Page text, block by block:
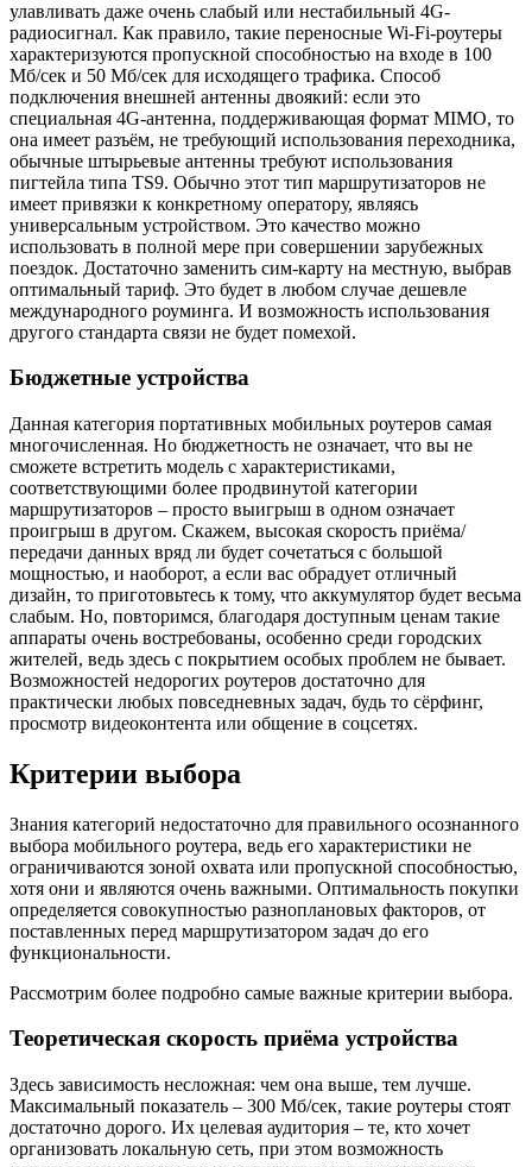
улавливать даже очень слабый или нестабильный 4G-
радиосигнал. Как правило, такие переносные Wi-Fi-роутеры
характеризуются пропускной способностью на входе в 100
Мб/сек и 50 Мб/сек для исходящего трафика. Способ
подключения внешней антенны двоякий: если это
специальная 4G-антенна, поддерживающая формат MIMO, то
она имеет разъём, не требующий использования переходника,
обычные штырьевые антенны требуют использования
пигтейла типа TS9. Обычно этот тип маршрутизаторов не
имеет привязки к конкретному оператору, являясь
универсальным устройством. Это качество можно
использовать в полной мере при совершении зарубежных
поездок. Достаточно заменить сим-карту на местную, выбрав
оптимальный тариф. Это будет в любом случае дешевле
международного роуминга. И возможность использования
другого стандарта связи не будет помехой.
Бюджетные устройства
Данная категория портативных мобильных роутеров самая
многочисленная. Но бюджетность не означает, что вы не
сможете встретить модель с характеристиками,
соответствующими более продвинутой категории
маршрутизаторов – просто выигрыш в одном означает
проигрыш в другом. Скажем, высокая скорость приёма/
передачи данных вряд ли будет сочетаться с большой
мощностью, и наоборот, а если вас обрадует отличный
дизайн, то приготовьтесь к тому, что аккумулятор будет весьма
слабым. Но, повторимся, благодаря доступным ценам такие
аппараты очень востребованы, особенно среди городских
жителей, ведь здесь с покрытием особых проблем не бывает.
Возможностей недорогих роутеров достаточно для
практически любых повседневных задач, будь то сёрфинг,
просмотр видеоконтента или общение в соцсетях.
Критерии выбора
Знания категорий недостаточно для правильного осознанного
выбора мобильного роутера, ведь его характеристики не
ограничиваются зоной охвата или пропускной способностью,
хотя они и являются очень важными. Оптимальность покупки
определяется совокупностью разноплановых факторов, от
поставленных перед маршрутизатором задач до его
функциональности.
Рассмотрим более подробно самые важные критерии выбора.
Теоретическая скорость приёма устройства
Здесь зависимость несложная: чем она выше, тем лучше.
Максимальный показатель – 300 Мб/сек, такие роутеры стоят
достаточно дорого. Их целевая аудитория – те, кто хочет
организовать локальную сеть, при этом возможность